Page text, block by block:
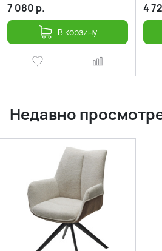
7 080 р.
В корзину
4
Недавно